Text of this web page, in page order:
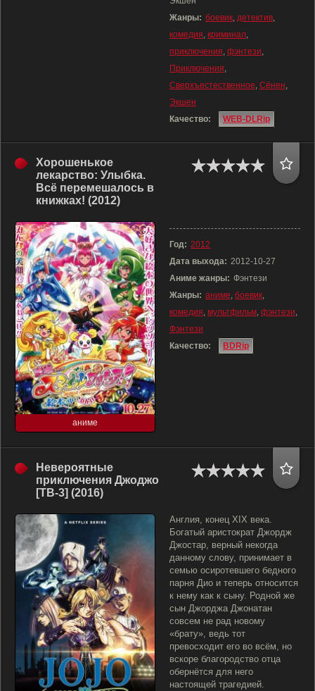
Жанры: боевик, детектив,
комедия, криминал,
приключения, фэнтези,
Приключения,
Сверхъестественное, Сёнен,
Экшен
Качество:
WEB-DLRip
Хорошенькое
лекарство: Улыбка.
Всё перемешалось в
книжках! (2012)
аниме
Год: 2012
Дата выхода: 2012-10-27
Аниме жанры: Фэнтези
Жанры: аниме, боевик,
комедия, мультфильм, фэнтези,
Фэнтези
Качество:
BDRip
Невероятные
приключения Джоджо
[ТВ-3] (2016)
Англия, конец XIX века.
Богатый аристократ Джордж
Джостар, верный некогда
данному слову, принимает в
семью осиротевшего бедного
парня Дио и теперь относится
к нему как к сыну. Родной же
сын Джорджа Джонатан
совсем не рад новому
«брату», ведь тот
превосходит его во всём, но
вскоре благородство отца
обернётся для него
настоящей трагедией.